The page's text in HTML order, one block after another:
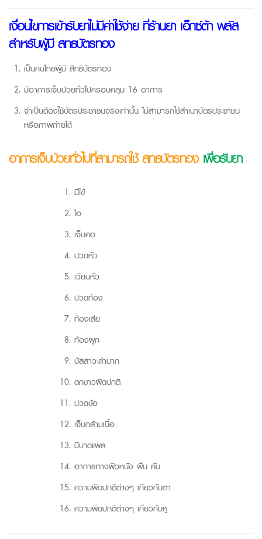
เงื่อนไขการเข้ารับยาไม่มีค่าใช้จ่าย ที่ร้านยา เอ็กซ์ต้า พลัส
สำหรับผู้มี สิทธิบัตรทอง
เป็นคนไทยผู้มี สิทธิบัตรทอง
มีอาการเจ็บป่วยทั่วไปครอบคลุม 16 อาการ
จำเป็นต้องใช้บัตรประชาชนจริงเท่านั้น ไม่สามารถใช้สำเนาบัตรประชาชน
หรือภาพถ่ายได้
อาการเจ็บป่วยทั่วไปที่สามารถใช้ สิทธิบัตรทองเพื่อรับยา
มีไข้
ไอ
เจ็บคอ
ปวดหัว
เวียนหัว
ปวดท้อง
ท้องเสีย
ท้องผูก
ปัสสาวะลำบาก
ตกขาวผิดปกติ
ปวดข้อ
เจ็บกล้ามเนื้อ
มีบาดแผล
อาการทางผิวหนัง ผื่น คัน
ความผิดปกติต่างๆ เกี่ยวกับตา
ความผิดปกติต่างๆ เกี่ยวกับหู